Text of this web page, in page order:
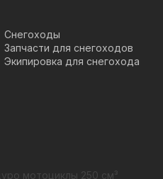
Снегоходы
Запчасти для снегоходов
Экипировка для снегохода
мотоциклы 250 см³